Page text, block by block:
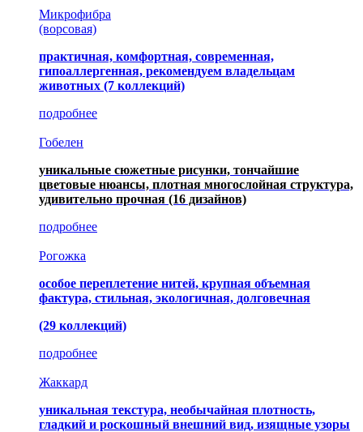
Микрофибра
(ворсовая)
практичная, комфортная, современная,
гипоаллергенная, рекомендуем владельцам
животных (7 коллекций)
подробнее
Гобелен
уникальные сюжетные рисунки, тончайшие
цветовые нюансы, плотная многослойная структура,
удивительно прочная (16 дизайнов)
подробнее
Рогожка
особое переплетение нитей, крупная объемная
фактура, стильная, экологичная, долговечная
(29 коллекций)
подробнее
Жаккард
уникальная текстура, необычайная плотность,
гладкий и роскошный внешний вид, изящные узоры